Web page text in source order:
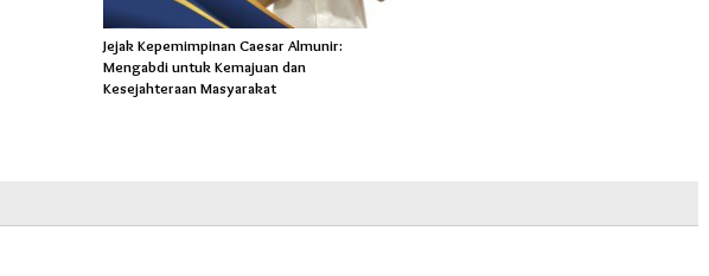
Jejak Kepemimpinan Caesar Almunir:
Mengabdi untuk Kemajuan dan
Kesejahteraan Masyarakat